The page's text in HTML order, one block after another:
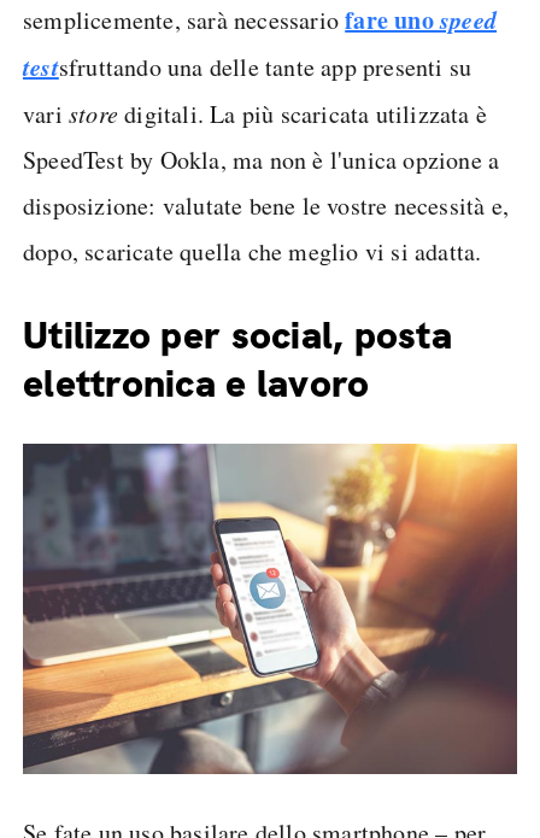
semplicemente, sarà necessariofare unospeed
testsfruttando una delle tante app presenti su
vari storedigitali. La più scaricata utilizzata è
SpeedTest by Ookla, ma non è l'unica opzione a
disposizione: valutate bene le vostre necessità e,
dopo, scaricate quella che meglio vi si adatta.
Utilizzo per social, posta
elettronica e lavoro